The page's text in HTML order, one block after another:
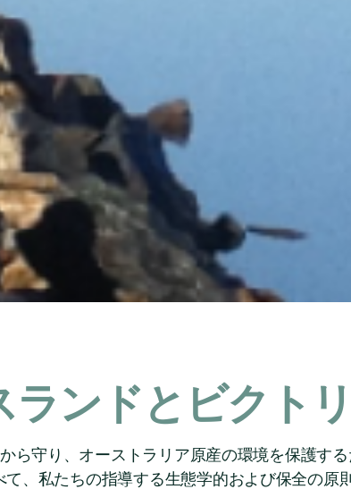
ンドとビクト
ら守り、オーストラリア原産の環境を保護す
、私たちの指導する生態学的および保全の原